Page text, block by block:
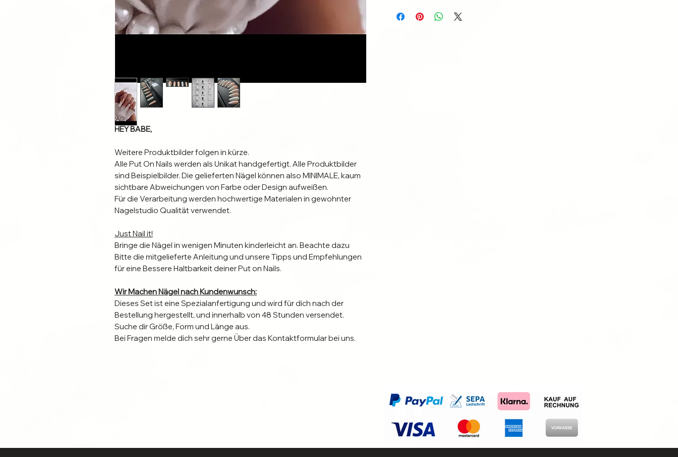
HEY BABE,
Weitere Produktbilder folgen in kürze.
Alle Put On Nails werden als Unikat handgefertigt. Alle Produktbilder
sind Beispielbilder. Die gelieferten Nägel können also MINIMALE, kaum
sichtbare Abweichungen von Farbe oder Design aufweißen.
Für die Verarbeitung werden hochwertige Materialen in gewohnter
Nagelstudio Qualität verwendet.
Just Nail it!
Bringe die Nägel in wenigen Minuten kinderleicht an. Beachte dazu
Bitte die mitgelieferte Anleitung und unsere Tipps und Empfehlungen
für eine Bessere Haltbarkeit deiner Put on Nails.
Wir Machen Nägel nach Kundenwunsch:
Dieses Set ist eine Spezialanfertigung und wird für dich nach der
Bestellung hergestellt, und innerhalb von 48 Stunden versendet.
Suche dir Größe, Form und Länge aus.
Bei Fragen melde dich sehr gerne Über das Kontaktformular bei uns.